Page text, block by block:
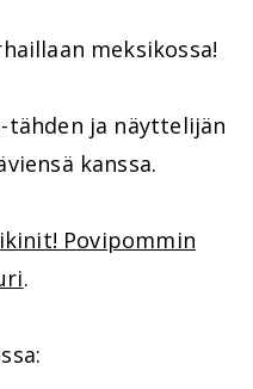
meksikossa!
tähden ja näyttelijän
kanssa.
Povipommin
.